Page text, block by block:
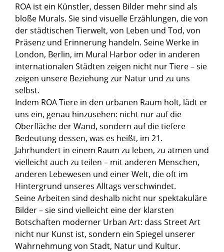
ROA ist ein Künstler, dessen Bilder mehr sind als
bloße Murals. Sie sind visuelle Erzählungen, die von
der städtischen Tierwelt, von Leben und Tod, von
Präsenz und Erinnerung handeln. Seine Werke in
London, Berlin, im Mural Harbor oder in anderen
internationalen Städten zeigen nicht nur Tiere – sie
zeigen unsere Beziehung zur Natur und zu uns
selbst.
Indem ROA Tiere in den urbanen Raum holt, lädt er
uns ein, genau hinzusehen: nicht nur auf die
Oberfläche der Wand, sondern auf die tiefere
Bedeutung dessen, was es heißt, im 21.
Jahrhundert in einem Raum zu leben, zu atmen und
vielleicht auch zu teilen – mit anderen Menschen,
anderen Lebewesen und einer Welt, die oft im
Hintergrund unseres Alltags verschwindet.
Seine Arbeiten sind deshalb nicht nur spektakuläre
Bilder – sie sind vielleicht eine der klarsten
Botschaften moderner Urban Art: dass Street Art
nicht nur Kunst ist, sondern ein Spiegel unserer
Wahrnehmung von Stadt, Natur und Kultur.